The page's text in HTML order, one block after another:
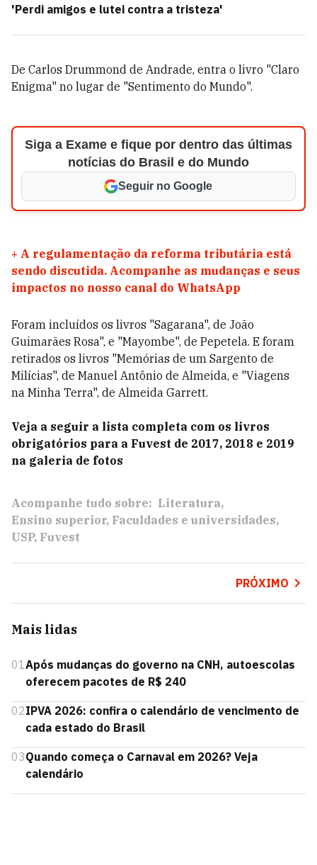
'Perdi amigos e lutei contra a tristeza'
De Carlos Drummond de Andrade, entra o livro "Claro
Enigma" no lugar de "Sentimento do Mundo".
Siga a Exame e fique por dentro das últimas
notícias do Brasil e do Mundo
Seguir no Google
+ A regulamentação da reforma tributária está
sendo discutida. Acompanhe as mudanças e seus
impactos no nosso canal do WhatsApp
Foram incluídos os livros "Sagarana", de João
Guimarães Rosa", e "Mayombe", de Pepetela. E foram
retirados os livros "Memórias de um Sargento de
Milícias", de Manuel Antônio de Almeida, e "Viagens
na Minha Terra", de Almeida Garrett.
Veja a seguir a lista completa com os livros
obrigatórios para a Fuvest de 2017, 2018 e 2019
na galeria de fotos
Acompanhe tudo sobre: Literatura
Ensino superior Faculdades e universidades
USP Fuvest
PRÓXIMO
Mais lidas
01Após mudanças do governo na CNH, autoescolas
oferecem pacotes de R$ 240
02IPVA 2026: confira o calendário de vencimento de
cada estado do Brasil
03Quando começa o Carnaval em 2026? Veja
calendário